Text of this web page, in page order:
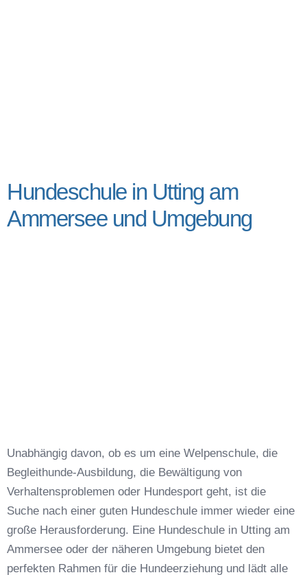
Hundeschule in Utting am
Ammersee und Umgebung
Unabhängig davon, ob es um eine Welpenschule, die
Begleithunde-Ausbildung, die Bewältigung von
Verhaltensproblemen oder Hundesport geht, ist die
Suche nach einer guten Hundeschule immer wieder eine
große Herausforderung. Eine Hundeschule in Utting am
Ammersee oder der näheren Umgebung bietet den
perfekten Rahmen für die Hundeerziehung und lädt alle